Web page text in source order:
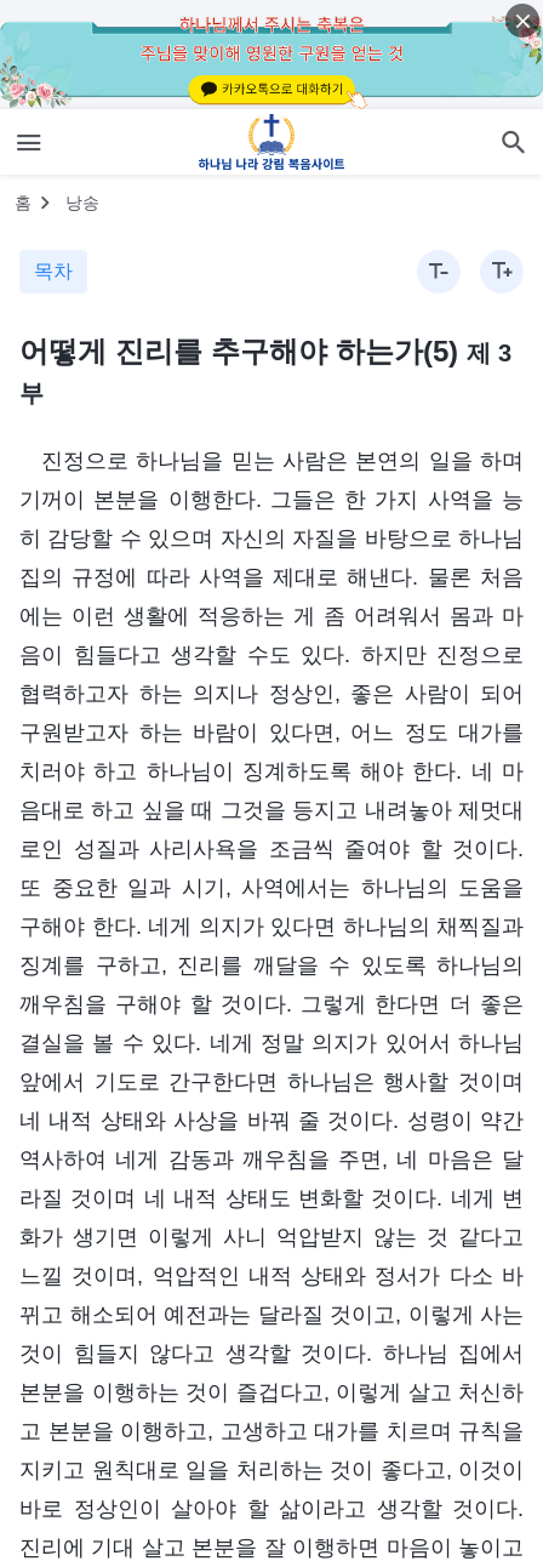
홈 낭송
목차
어떻게 진리를 추구해야 하는가(5) 제 3
부
진정으로 하나님을 믿는 사람은 본연의 일을 하며
기꺼이 본분을 이행한다. 그들은 한 가지 사역을 능
히 감당할 수 있으며 자신의 자질을 바탕으로 하나님
집의 규정에 따라 사역을 제대로 해낸다. 물론 처음
에는 이런 생활에 적응하는 게 좀 어려워서 몸과 마
음이 힘들다고 생각할 수도 있다. 하지만 진정으로
협력하고자 하는 의지나 정상인, 좋은 사람이 되어
구원받고자 하는 바람이 있다면, 어느 정도 대가를
치러야 하고 하나님이 징계하도록 해야 한다. 네 마
음대로 하고 싶을 때 그것을 등지고 내려놓아 제멋대
로인 성질과 사리사욕을 조금씩 줄여야 할 것이다.
또 중요한 일과 시기, 사역에서는 하나님의 도움을
구해야 한다. 네게 의지가 있다면 하나님의 채찍질과
징계를 구하고, 진리를 깨달을 수 있도록 하나님의
깨우침을 구해야 할 것이다. 그렇게 한다면 더 좋은
결실을 볼 수 있다. 네게 정말 의지가 있어서 하나님
앞에서 기도로 간구한다면 하나님은 행사할 것이며
네 내적 상태와 사상을 바꿔 줄 것이다. 성령이 약간
역사하여 네게 감동과 깨우침을 주면, 네 마음은 달
라질 것이며 네 내적 상태도 변화할 것이다. 네게 변
화가 생기면 이렇게 사니 억압받지 않는 것 같다고
느낄 것이며, 억압적인 내적 상태와 정서가 다소 바
뀌고 해소되어 예전과는 달라질 것이고, 이렇게 사는
것이 힘들지 않다고 생각할 것이다. 하나님 집에서
본분을 이행하는 것이 즐겁다고, 이렇게 살고 처신하
고 본분을 이행하고, 고생하고 대가를 치르며 규칙을
지키고 원칙대로 일을 처리하는 것이 좋다고, 이것이
바로 정상인이 살아야 할 삶이라고 생각할 것이다.
진리에 기대 살고 본분을 잘 이행하면 마음이 놓이고